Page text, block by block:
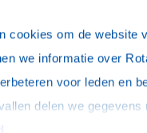
cookies om de website
we informatie over
voor leden en
4woods